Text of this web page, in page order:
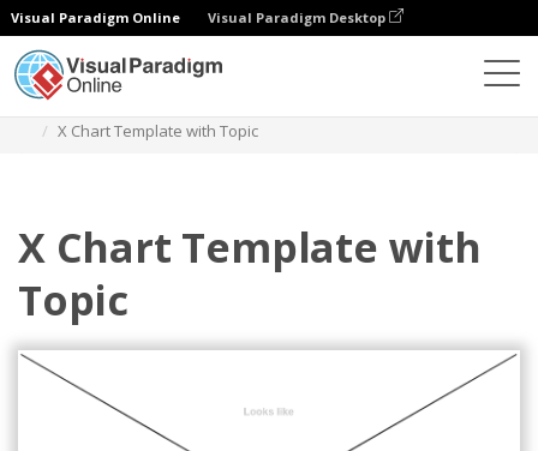
Visual Paradigm Online Visual Paradigm Desktop
X Chart Template with Topic
X Chart Template with
Topic